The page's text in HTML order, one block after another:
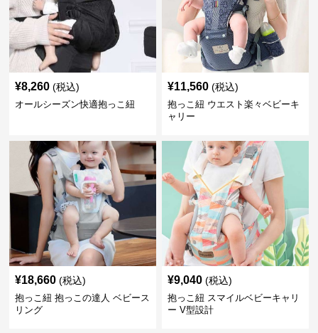
¥8,260 (税込)
オールシーズン快適抱っこ紐
¥11,560 (税込)
抱っこ紐 ウエスト楽々ベビーキ
ャリー
¥18,660 (税込)
抱っこ紐 抱っこの達人 ベビース
リング
¥9,040 (税込)
抱っこ紐 スマイルベビーキャリ
ー V型設計